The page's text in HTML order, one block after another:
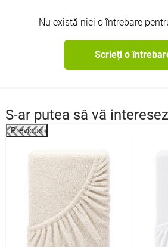
Nu există nici o întrebare
Scrieți o
S-ar putea să vă
Previous